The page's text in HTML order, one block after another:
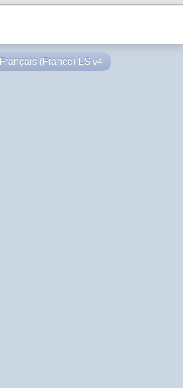
Français (France) LS v4